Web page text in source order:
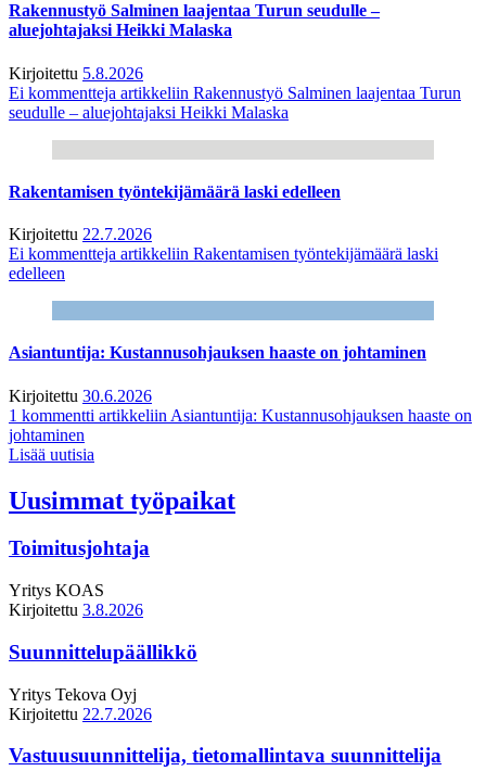
Rakennustyö Salminen laajentaa Turun seudulle –
aluejohtajaksi Heikki Malaska
Kirjoitettu 5.8.2026
Ei kommentteja artikkeliin Rakennustyö Salminen laajentaa Turun
seudulle – aluejohtajaksi Heikki Malaska
Rakentamisen työntekijämäärä laski edelleen
Kirjoitettu 22.7.2026
Ei kommentteja artikkeliin Rakentamisen työntekijämäärä laski
edelleen
Asiantuntija: Kustannusohjauksen haaste on johtaminen
Kirjoitettu 30.6.2026
1 kommentti artikkeliin Asiantuntija: Kustannusohjauksen haaste on
johtaminen
Lisää uutisia
Uusimmat työpaikat
Toimitusjohtaja
Yritys KOAS
Kirjoitettu 3.8.2026
Suunnittelupäällikkö
Yritys Tekova Oyj
Kirjoitettu 22.7.2026
Vastuusuunnittelija, tietomallintava suunnittelija